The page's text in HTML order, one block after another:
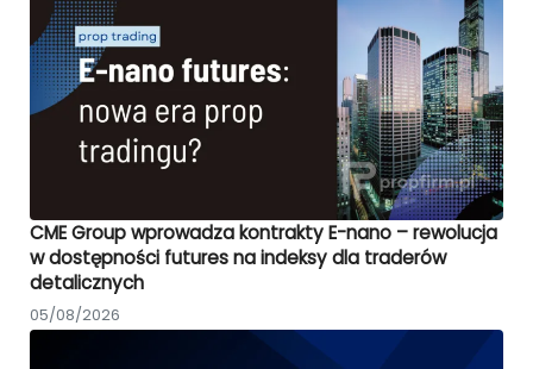
CME Group wprowadza kontrakty E-nano – rewolucja
w dostępności futures na indeksy dla traderów
detalicznych
05/08/2026